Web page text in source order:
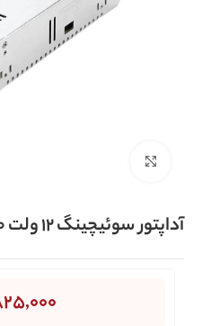
آداپتور سوئیچینگ 12 ولت 10 آمپر